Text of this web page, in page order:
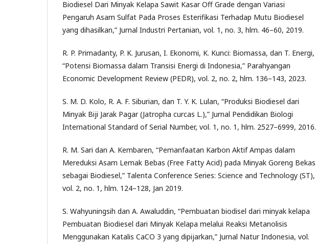
Biodiesel Dari Minyak Kelapa Sawit Kasar Off Grade dengan Variasi
Pengaruh Asam Sulfat Pada Proses Esterifikasi Terhadap Mutu Biodiesel
yang dihasilkan,” Jurnal Industri Pertanian, vol. 1, no. 3, hlm. 46–60, 2019.
R. P. Primadanty, P. K. Jurusan, I. Ekonomi, K. Kunci: Biomassa, dan T. Energi,
“Potensi Biomassa dalam Transisi Energi di Indonesia,” Parahyangan
Economic Development Review (PEDR), vol. 2, no. 2, hlm. 136–143, 2023.
S. M. D. Kolo, R. A. F. Siburian, dan T. Y. K. Lulan, “Produksi Biodiesel dari
Minyak Biji Jarak Pagar (Jatropha curcas L.),” Jurnal Pendidikan Biologi
International Standard of Serial Number, vol. 1, no. 1, hlm. 2527–6999, 2016.
R. M. Sari dan A. Kembaren, “Pemanfaatan Karbon Aktif Ampas dalam
Mereduksi Asam Lemak Bebas (Free Fatty Acid) pada Minyak Goreng Bekas
sebagai Biodiesel,” Talenta Conference Series: Science and Technology (ST),
vol. 2, no. 1, hlm. 124–128, Jan 2019.
S. Wahyuningsih dan A. Awaluddin, “Pembuatan biodisel dari minyak kelapa
Pembuatan Biodiesel dari Minyak Kelapa melalui Reaksi Metanolisis
Menggunakan Katalis CaCO 3 yang dipijarkan,” Jurnal Natur Indonesia, vol.